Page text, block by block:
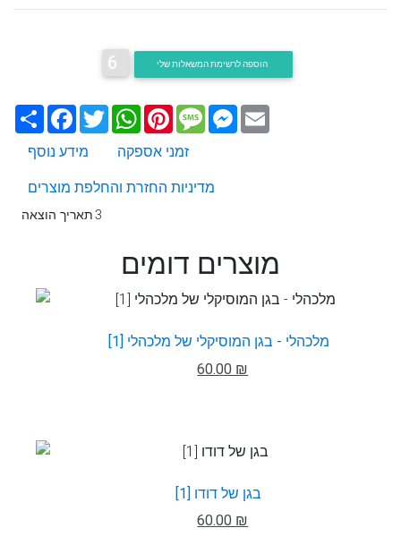
6
שתף Facebook
TwitterWhatsApp
PinterestMessageMessenger
מידע נוסף
זמני אספקה
מדיניות החזרת והחלפת מוצרים
תאריך הוצאה3
מוצרים דומים
מלכהלי - בגן המוסיקלי של מלכהלי [1]
60.00 ₪
בגן של דודו [1]
60.00 ₪